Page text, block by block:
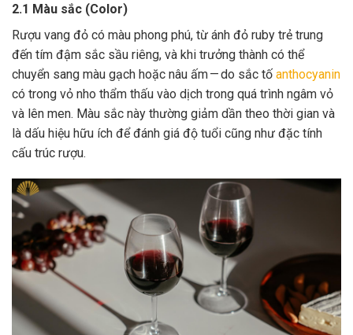
2.1 Màu sắc (Color)
Rượu vang đỏ có màu phong phú, từ ánh đỏ ruby trẻ trung
đến tím đậm sắc sầu riêng, và khi trưởng thành có thể
chuyển sang màu gạch hoặc nâu ấm — do sắc tố anthocyanin
có trong vỏ nho thẩm thấu vào dịch trong quá trình ngâm vỏ
và lên men. Màu sắc này thường giảm dần theo thời gian và
là dấu hiệu hữu ích để đánh giá độ tuổi cũng như đặc tính
cấu trúc rượu.